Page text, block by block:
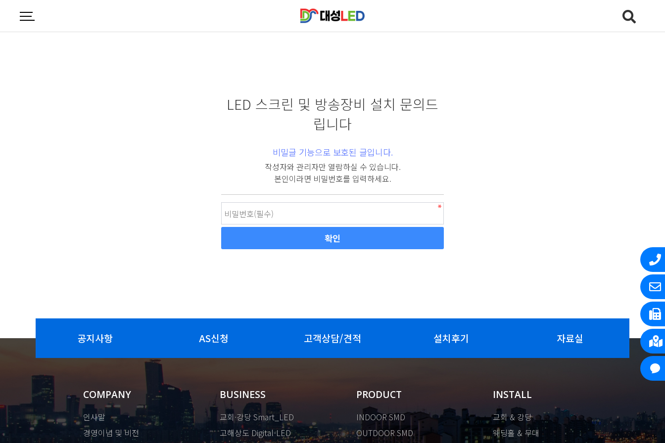
LED 스크린 및 방송장비 설치 문의드
립니다
비밀글 기능으로 보호된 글입니다.
작성자와 관리자만 열람하실 수 있습니다.
본인이라면 비밀번호를 입력하세요.
공지사항 AS신청 고객상담/견적 설치후기 자료실
COMPANY
인사말
경영이념 및 비전
BUSINESS
교회·강당 Smart_LED
고해상도 Digital-LED
PRODUCT
INDOOR SMD
OUTDOOR SMD
INSTALL
교회 & 강당
웨딩홀 & 무대